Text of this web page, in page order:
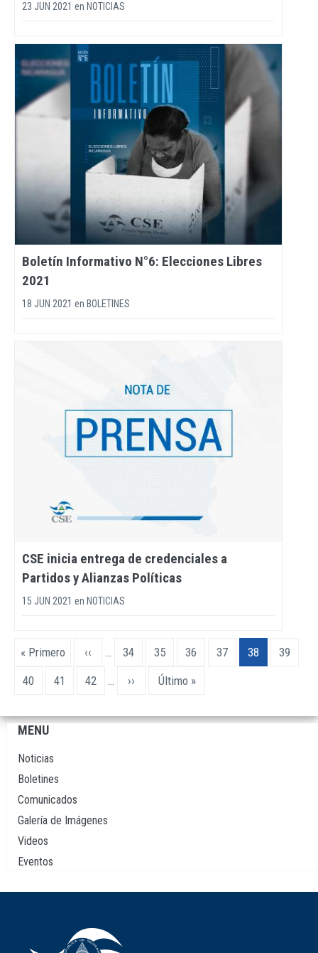
23 JUN 2021 en NOTICIAS
Boletín Informativo N°6: Elecciones Libres
2021
18 JUN 2021 en BOLETINES
CSE inicia entrega de credenciales a
Partidos y Alianzas Políticas
15 JUN 2021 en NOTICIAS
Paginación
Primera
« Primero
Página
‹‹ … Page
34 Page
35 Page
36 Page
37
Página
actual
38 Page
39
Page
40 Page
41 Page
42 …
Siguiente
››
Última
Último »
Navegación
principal
MENU
Noticias
Boletines
Comunicados
Galería de Imágenes
Videos
Eventos